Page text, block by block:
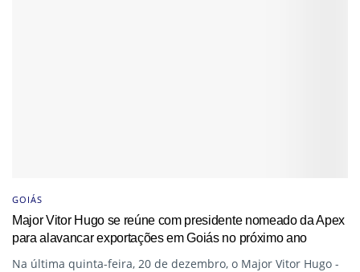
GOIÁS
Major Vitor Hugo se reúne com presidente nomeado da Apex
para alavancar exportações em Goiás no próximo ano
Na última quinta-feira, 20 de dezembro, o Major Vitor Hugo -